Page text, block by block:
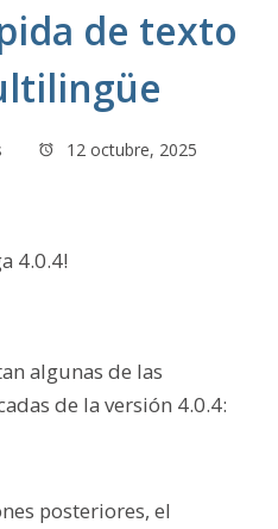
de texto
12 octubre, 2025
4.0.4!
algunas de las
de la versión 4.0.4:
posteriores, el